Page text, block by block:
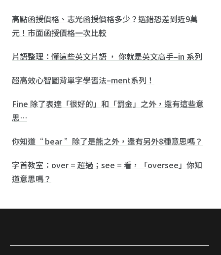
高點函授價格、志光函授價格多少？選錯恐差到近9萬
元！市面函授價格一次比較
片語整理：懂這些英文片語 ， 你就是英文高手–in 系列
超高效心智圖背單字學習法–ment系列！
Fine 除了表達「很好的」和「罰金」之外，還有這些意
思…
你知道“ bear ”除了是熊之外，還有另外8種意思嗎？
字首教室：over = 超過；see = 看，「oversee」你知
道意思嗎？